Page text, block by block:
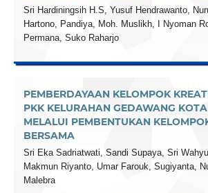
Sri Hardiningsih H.S, Yusuf Hendrawanto,
Hartono, Pandiya, Moh. Muslikh, I Nyoman
Permana, Suko Raharjo
PEMBERDAYAAN KELOMPOK
PKK KELURAHAN GEDAWANG
MELALUI PEMBENTUKAN
BERSAMA
Sri Eka Sadriatwati, Sandi Supaya, Sri
Makmun Riyanto, Umar Farouk, Sugiyanta,
Malebra